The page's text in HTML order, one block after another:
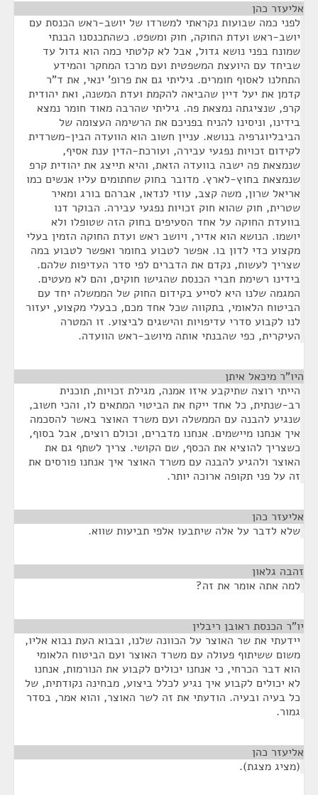
אליעזר כהן
לפני כמה שבועות נקראתי למשרדו של יושב-ראש הכנסת עם
יושב-ראש ועדת החוקה, חוק ומשפט. כשהתכנסנו הבנתי
שמונח בפני נושא גדול, אבל לא קלטתי כמה הוא גדול עד
שביחד עם היועצת המשפטית ועם מרכז המחקר והמידע
התחלנו לאסוף חומרים. גיליתי גם את פרופ' ינאי, את ד"ר
קדמן את יעל דיין שהביאה להקמת ועדת המשנה, ואת יהודית
קרפ, שנציגתה נמצאת פה. גיליתי שהרבה מאוד חומר נמצא
בידינו, וניסינו להניח בפניכם את הרשימה העצומה של
הביבליוגרפיה בנושא. עניין חשוב הוא הוועדה הבין-משרדית
לקידום זכויות נפגעי עבירה, ועורכת-הדין ענת אסיף,
שנמצאת פה ישבה בוועדה הזאת, והיא תייצג את יהודית קרפ
שנמצאת בחוץ-לארץ. מדובר בחוק שחתומים עליו אנשים כמו
אריאל שרון, משה קצב, עוזי לנדאו, אברהם בורג ומאיר
שטרית, חוק שהוא חוק זכויות נפגעי עבירה. הבוקר דנו
בוועדת החוקה על אחד הסעיפים בחוק הזה שטופלו ולא
יושמו. הנושא הוא אדיר, ויושב ראש ועדת החוקה הזמין בעלי
מקצוע כדי לדון בו. אפשר לטבוע בחומר ואפשר לטבוע במה
שצריך לעשות, נקדם את הדברים לפי סדר העדיפות שלהם.
בידינו רשימת חברי הכנסת שהגישו חוקים, והם לא מעטים.
המגמה שלנו היא לסייע בקידום החוק של הממשלה יחד עם
הביטוח הלאומי, בתקווה שכל אחד מכם, כבעלי מקצוע, יעזור
לנו לקבוע סדרי עדיפויות והישגים לביצוע. זו המטרה
העיקרית, כפי שהבנתי אותה מיושב-ראש הוועדה.
היו"ר מיכאל איתן
הייתי רוצה שתיקבע איזו אמנה, מגילת זכויות, תוכנית
רב-שנתית, כל אחד ייקח את הביטוי המתאים לו, והכי חשוב,
שנגיע להבנה עם הממשלה ועם משרד האוצר באשר להסכמה
איך אנחנו מיישמים. אנחנו מדברים, וכולם רוצים, אבל בסוף,
כשצריך להוציא את הכסף, שם הקושי. צריך לשתף גם את
האוצר ולהגיע להבנה עם משרד האוצר איך אנחנו פורסים את
זה על פני תקופה ארוכה יותר.
אליעזר כהן
שלא לדבר על אלה שיתבעו אלפי תביעות שווא.
זהבה גלאון
למה אתה אומר את זה?
יו"ר הכנסת ראובן ריבלין
יידעתי את שר האוצר על הכוונה שלנו, ובבוא העת נבוא אליו,
משום ששיתוף פעולה עם משרד האוצר ועם הביטוח הלאומי
הוא דבר הכרחי, כי אנחנו יכולים לקבוע את הנורמות, אנחנו
לא יכולים לקבוע איך נגיע לכלל ביצוע, מבחינה נקודתית, של
כל בעיה ובעיה. הודעתי את זה לשר האוצר, והוא אמר, בסדר
גמור.
אליעזר כהן
(מציג מצגת).